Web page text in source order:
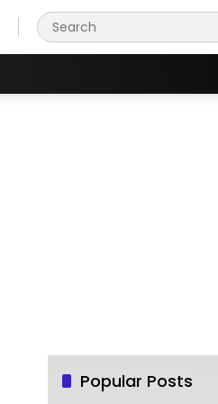
Popular Posts